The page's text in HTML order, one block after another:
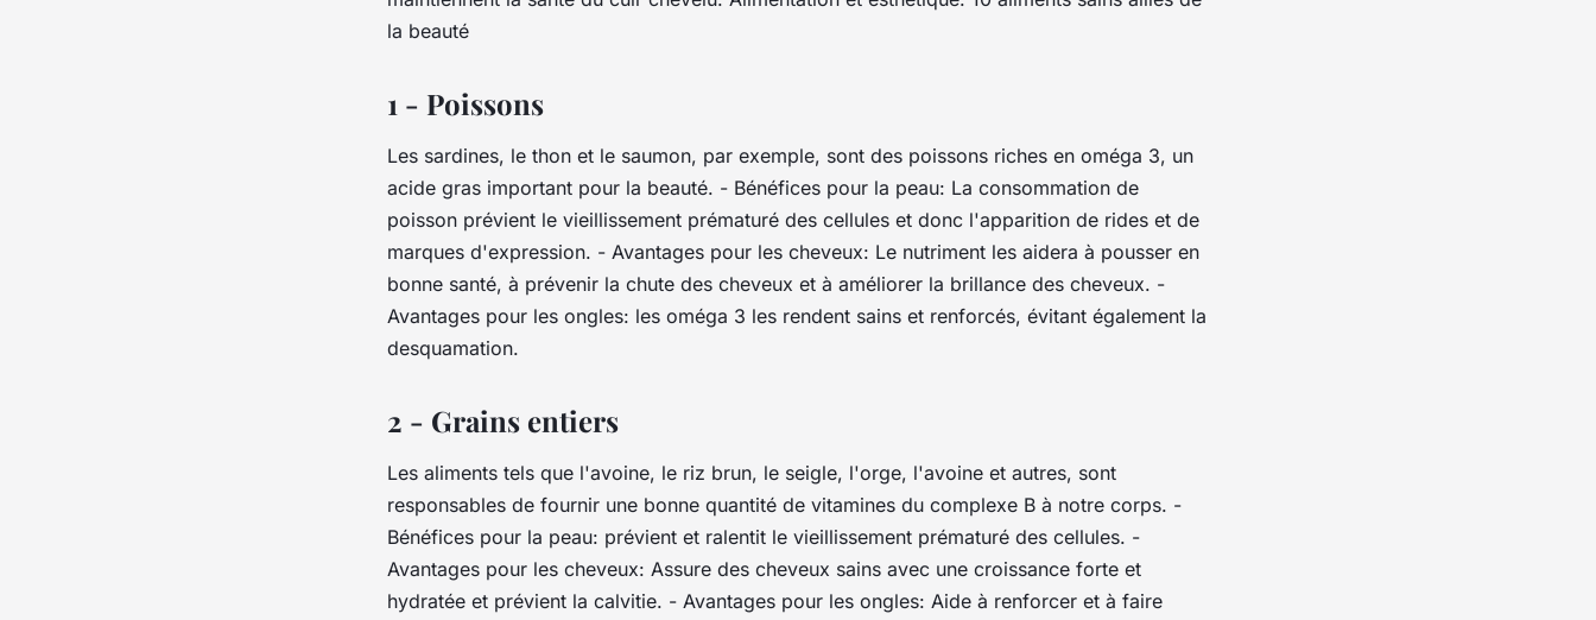
la beauté
1 - Poissons
Les sardines, le thon et le saumon, par exemple, sont des poissons riches en oméga 3, un
acide gras important pour la beauté. - Bénéfices pour la peau: La consommation de
poisson prévient le vieillissement prématuré des cellules et donc l'apparition de rides et de
marques d'expression. - Avantages pour les cheveux: Le nutriment les aidera à pousser en
bonne santé, à prévenir la chute des cheveux et à améliorer la brillance des cheveux. -
Avantages pour les ongles: les oméga 3 les rendent sains et renforcés, évitant également la
desquamation.
2 - Grains entiers
Les aliments tels que l'avoine, le riz brun, le seigle, l'orge, l'avoine et autres, sont
responsables de fournir une bonne quantité de vitamines du complexe B à notre corps. -
Bénéfices pour la peau: prévient et ralentit le vieillissement prématuré des cellules. -
Avantages pour les cheveux: Assure des cheveux sains avec une croissance forte et
hydratée et prévient la calvitie. - Avantages pour les ongles: Aide à renforcer et à faire